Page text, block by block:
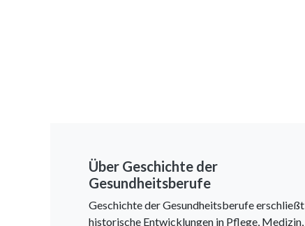
Über Geschichte der
Gesundheitsberufe
Geschichte der Gesundheitsberufe erschließt
historische Entwicklungen in Pflege, Medizin,